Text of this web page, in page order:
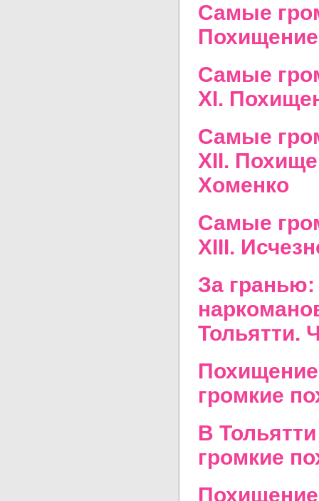
Самые
Самые
XI.
Самые
XII.
Хоменко
Самые
XIII.
За гранью:
Тольятти.
громкие
В
громкие